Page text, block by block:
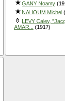
GANY Noamy
NAHOUM Michel
LEVY Calev,
AMAR...
(1917)